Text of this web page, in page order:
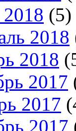
(5)
2018
2018
2017
2017
2017